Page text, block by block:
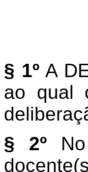
§ 1º A
ao qual
§ 2º